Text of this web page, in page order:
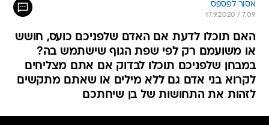
אסור לפספס
17.9.2020 / 7:09
האם תוכלו לדעת אם האדם שלפניכם כועס, חושש
או משועמם רק לפי שפת הגוף שישתמש בה?
במבחן שלפניכם תוכלו לבדוק אם אתם מצליחים
לקרוא בני אדם גם ללא מילים או שאתם מתקשים
לזהות את התחושות של בן שיחתכם